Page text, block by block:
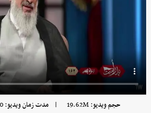
حجم ویدیو: 19.62M | مدت زمان ویدیو: 00:02:50